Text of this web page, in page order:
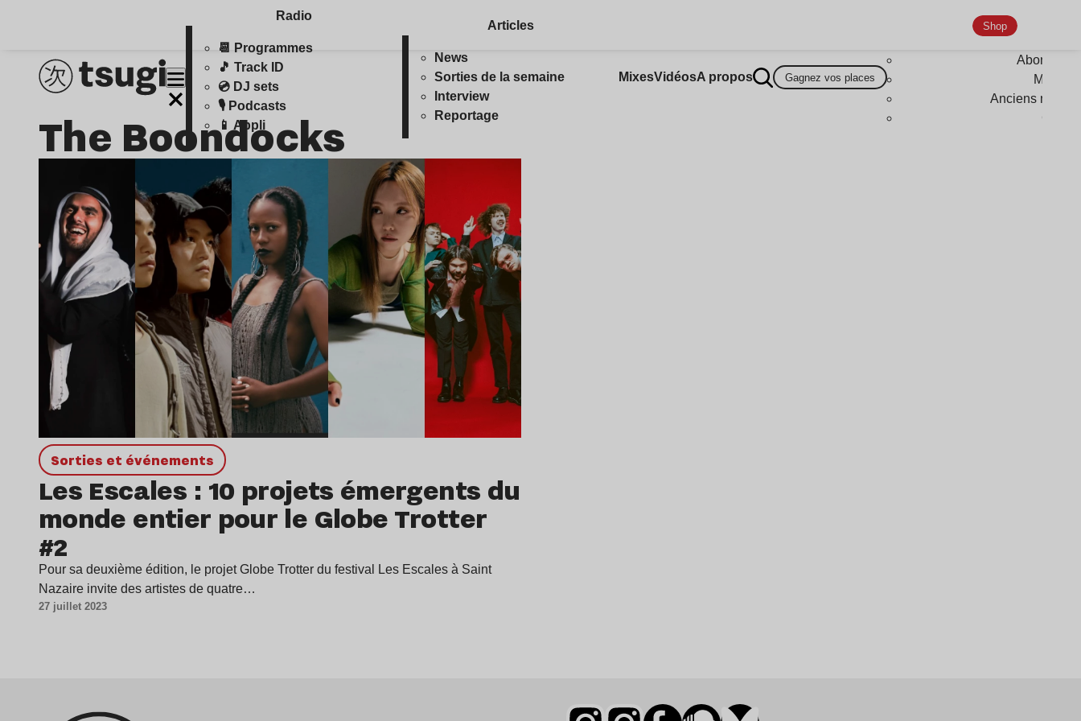
Radio
📆 Programmes
🎵 Track ID
💿 DJ sets
🎙️ Podcasts
📱 Appli
Articles
News
Sorties de la semaine
Interview
Reportage
MixesVidéosA propos Gagnez vos places
Shop
Anciens
The Boondocks
Sorties et événements
Les Escales : 10 projets émergents du
monde entier pour le Globe Trotter
#2
Pour sa deuxième édition, le projet Globe Trotter du festival Les Escales à Saint
Nazaire invite des artistes de quatre…
27 juillet 2023